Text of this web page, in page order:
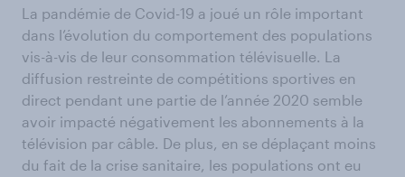
La pandémie de Covid-19 a joué un rôle important
dans l’évolution du comportement des populations
vis-à-vis de leur consommation télévisuelle. La
diffusion restreinte de compétitions sportives en
direct pendant une partie de l’année 2020 semble
avoir impacté négativement les abonnements à la
télévision par câble. De plus, en se déplaçant moins
du fait de la crise sanitaire, les populations ont eu